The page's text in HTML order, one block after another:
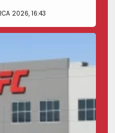
2026, 16:43